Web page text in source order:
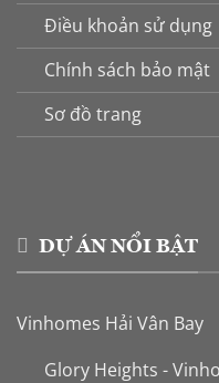
Điều khoản sử dụng
Chính sách bảo mật
Sơ đồ trang
DỰ ÁN NỔI BẬT
Vinhomes Hải Vân Bay
Glory Heights -